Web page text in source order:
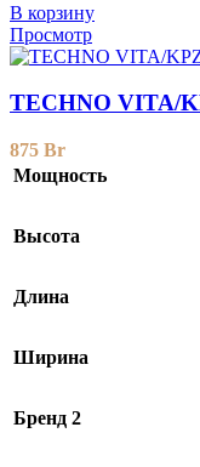
В корзину
Просмотр
TECHNO VITA/
875 Br
Мощность
Высота
Длина
Ширина
Бренд 2